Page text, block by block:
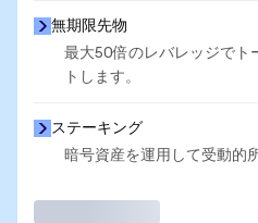
無期限先物
最大50倍のレバレッジでト
トします。
ステーキング
暗号資産を運用して受動的